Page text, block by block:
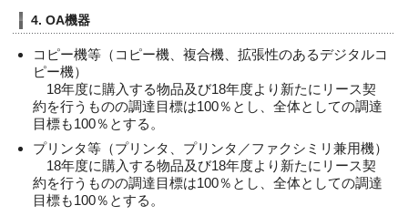
4. OA機器
コピー機等（コピー機、複合機、拡張性のあるデジタルコ
ピー機）
18年度に購入する物品及び18年度より新たにリース契
約を行うものの調達目標は100％とし、全体としての調達
目標も100％とする。
プリンタ等（プリンタ、プリンタ／ファクシミリ兼用機）
18年度に購入する物品及び18年度より新たにリース契
約を行うものの調達目標は100％とし、全体としての調達
目標も100％とする。